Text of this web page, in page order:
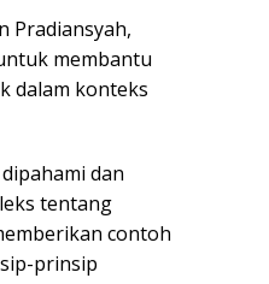
Pradiansyah,
membantu
dalam konteks
dan
tentang
contoh
prinsip